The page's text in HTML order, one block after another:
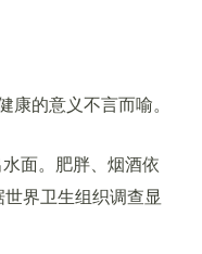
的意义不言而喻。
面。肥胖、烟酒依
界卫生组织调查显